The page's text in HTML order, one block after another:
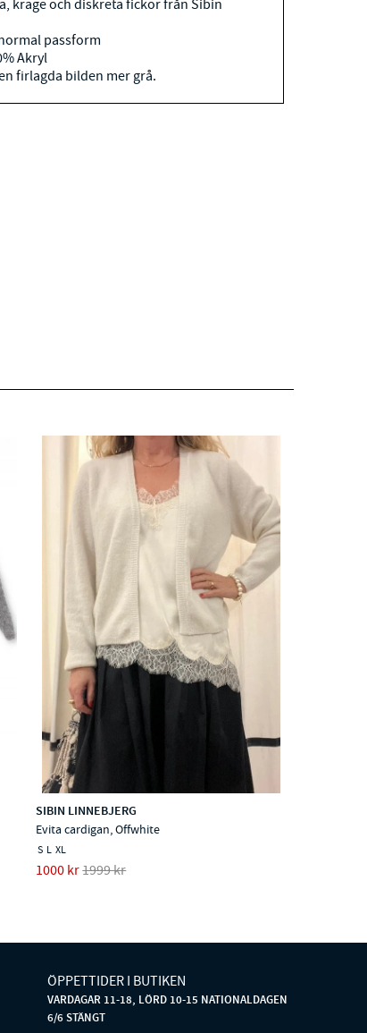
krage och diskreta fickor från Sibin
passform
Akryl
firlagda bilden mer grå.
SIBIN LINNEBJERG
Evita cardigan, Offwhite
S L XL
1000 kr1999 kr
ÖPPETTIDER I BUTIKEN
VARDAGAR 11-18, LÖRD 10-15 NATIONALDAGEN
6/6 STÄNGT